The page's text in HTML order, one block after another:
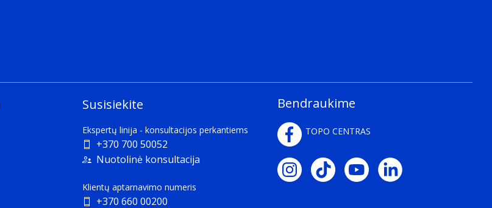
Susisiekite
Ekspertų linija - konsultacijos perkantiems
+370 700 50052
Nuotolinė konsultacija
Klientų aptarnavimo numeris
+370 660 00200
Bendraukime
TOPO CENTRAS